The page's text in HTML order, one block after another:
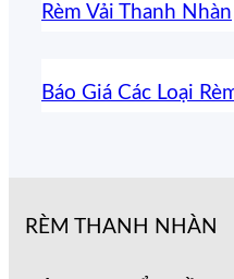
Rèm Vải Thanh Nhàn
Báo Giá Các Loại
RÈM THANH NHÀN